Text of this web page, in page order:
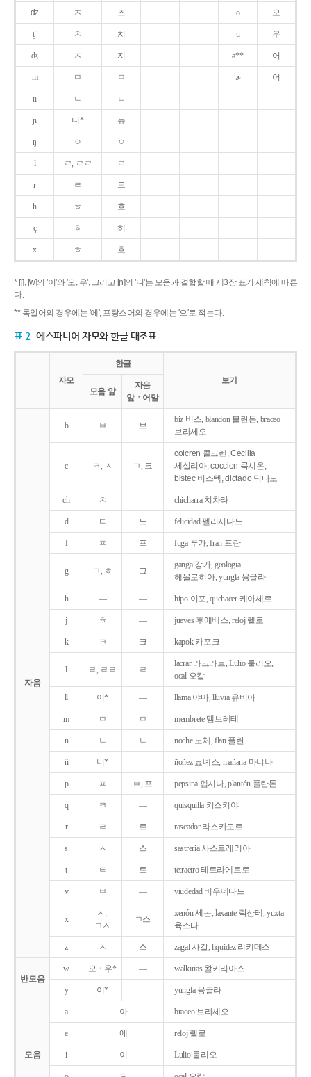
ʣ ㅈ 즈 o 오
ʧ ㅊ 치 u 우
ʤ ㅈ 지 ə** 어
m ㅁ ㅁ ɚ 어
n ㄴ ㄴ
ɲ 니* 뉴
ŋ ㅇ ㅇ
l ㄹ, ㄹㄹ ㄹ
r ㄹ 르
h ㅎ 흐
ç ㅎ 히
x ㅎ 흐
* [j], [w]의 '이'와 '오, 우', 그리고 [ɲ]의 '니'는 모음과 결합할 때 제3장 표기 세칙에 따른
다.
** 독일어의 경우에는 '에', 프랑스어의 경우에는 '으'로 적는다.
표 2 에스파냐어 자모와 한글 대조표
자모
한글
보기
모음 앞
자음
앞ㆍ어말
자음
b ㅂ 브
biz 비스, blandon 블란돈, braceo
브라세오
c ㅋ, ㅅ ㄱ, 크
colcren 콜크렌, Cecilia
세실리아, coccion 콕시온,
bistec 비스텍, dictado 딕타도
ch ㅊ ― chicharra 치차라
d ㄷ 드 felicidad 펠리시다드
f ㅍ 프 fuga 푸가, fran 프란
g ㄱ, ㅎ 그
ganga 강가, geologia
헤올로히아, yungla 융글라
h ― ― hipo 이포, quehacer 케아세르
j ㅎ ― jueves 후에베스, reloj 렐로
k ㅋ 크 kapok 카포크
l ㄹ, ㄹㄹ ㄹ
lacrar 라크라르, Lulio 룰리오,
ocal 오칼
ll 이* ― llama 야마, lluvia 유비아
m ㅁ ㅁ membrete 멤브레테
n ㄴ ㄴ noche 노체, flan 플란
ñ 니* ― ñoñez 뇨녜스, mañana 마냐나
p ㅍ ㅂ, 프 pepsina 펩시나, plantón 플란톤
q ㅋ ― quisquilla 키스키야
r ㄹ 르 rascador 라스카도르
s ㅅ 스 sastreria 사스트레리아
t ㅌ 트 tetraetro 테트라에트로
v ㅂ ― viudedad 비우데다드
x
ㅅ,
ㄱㅅ
ㄱ스
xenón 세논, laxante 락산테, yuxta
육스타
z ㅅ 스 zagal 사갈, liquidez 리키데스
반모음
w 오ㆍ우* ― walkirias 왈키리아스
y 이* ― yungla 융글라
모음
a 아 braceo 브라세오
e 에 reloj 렐로
i 이 Lulio 룰리오